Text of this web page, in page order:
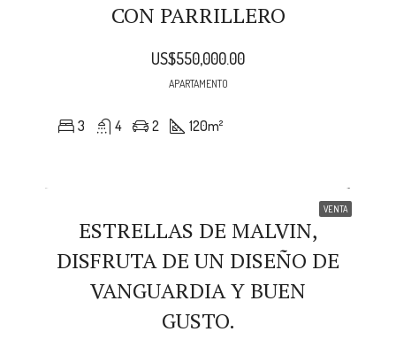
CON PARRILLERO
US$550,000.00
APARTAMENTO
3 4 2 120m²
VENTA
ESTRELLAS DE MALVIN,
DISFRUTA DE UN DISEÑO DE
VANGUARDIA Y BUEN
GUSTO.